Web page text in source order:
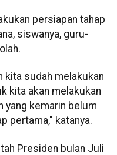
persiapan tahap
siswanya, guru-
kita sudah melakukan
kita akan melakukan
yang kemarin belum
pertama," katanya.
Presiden bulan Juli